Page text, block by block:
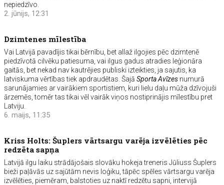
nepiedzīvo.
2. jūnijs, 12:31
Dzimtenes mīlestība
Vai Latvijā pavadījis tikai bērnību, bet allaž ilgojies pēc dzimtenē
piedzīvotā cilvēku patiesuma, vai ilgus gadus atradies leģionāra
gaitās, bet nekad nav kautrējies publiski izteikties, ja sajutis, ka
latviskuma vērtības tiek apdraudētas. ŠajāSporta Avīzes numurā
sarunājamies ar vairākiem sportistiem, kuri lielu daļu mūža dzīvojuši
ārzemēs, tomēr tas tikai vēl vairāk viņos nostiprinājis mīlestību pret
Latviju.
6. maijs, 11:35
Kriss Holts: Šuplers vārtsargu varēja izvēlēties pēc
redzēta sapņa
Latvijā ilgu laiku strādājošais slovāku hokeja treneris Jūliuss Šuplers
bieži paļāvās uz sajūtām nevis loģiku, tāpēc spēles vārtsargu varēja
izvēlēties, piemēram, balstoties uz naktī redzētu sapni, intervijā